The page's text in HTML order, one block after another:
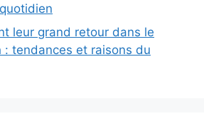
leur grand retour dans le
: tendances et raisons du